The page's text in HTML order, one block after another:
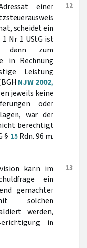
12
einer
scheidet ein
1 Nr. 1 UStG ist
dann zum
in Rechnung
Leistung
NJW 2002,
jeweils keine
oder
war der
berechtigt
§ 15Rdn. 96 m.
13
kann im
ein
gemachter
solchen
werden,
in